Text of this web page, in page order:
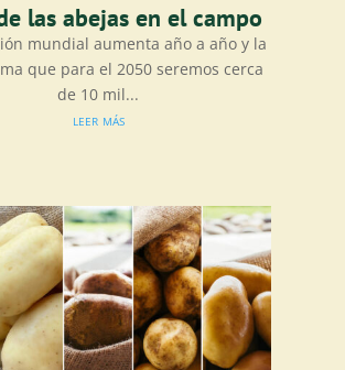
las abejas en el campo
mundial aumenta año a año y la
que para el 2050 seremos cerca
de 10 mil...
leer más